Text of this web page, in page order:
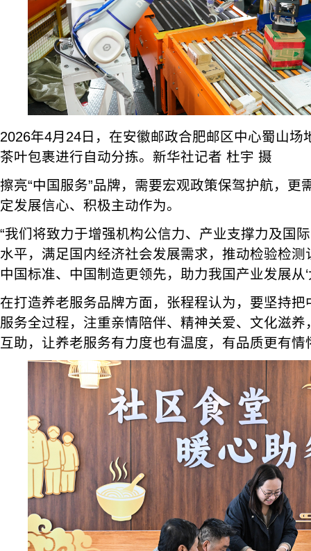
2026年4月24日，在安徽邮政合肥邮区中心蜀山场
茶叶包裹进行自动分拣。新华社记者 杜宇 摄
擦亮“中国服务”品牌，需要宏观政策保驾护航，更
定发展信心、积极主动作为。
“我们将致力于增强机构公信力、产业支撑力及国
水平，满足国内经济社会发展需求，推动检验检
中国标准、中国制造更领先，助力我国产业发展从‘
在打造养老服务品牌方面，张程程认为，要坚持
服务全过程，注重亲情陪伴、精神关爱、文化滋
互助，让养老服务有力度也有温度，有品质更有情